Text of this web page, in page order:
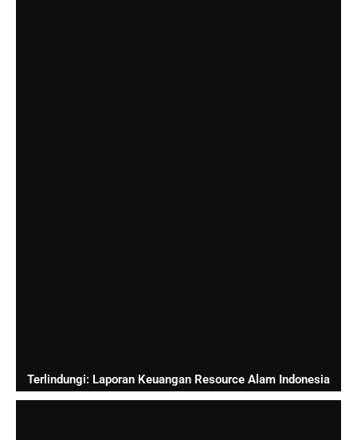
Terlindungi: Laporan Keuangan Resource Alam Indonesia